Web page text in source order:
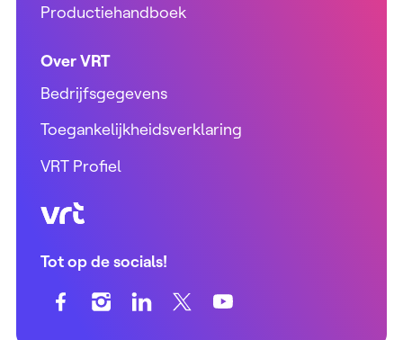
Productiehandboek
Over VRT
Bedrijfsgegevens
Toegankelijkheidsverklaring
VRT Profiel
VRT (home)
Tot op de socials!